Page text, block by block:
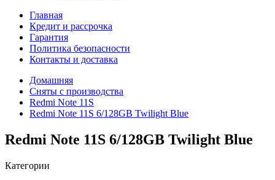
Главная
Кредит и рассрочка
Гарантия
Политика безопасности
Контакты и доставка
Домашняя
Сняты с производства
Redmi Note 11S
Redmi Note 11S 6/128GB Twilight Blue
Redmi Note 11S 6/128GB Twilight Blue
Категории